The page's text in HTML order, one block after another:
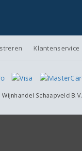
Klantenservice
Wijnhandel Schaapveld B.V.